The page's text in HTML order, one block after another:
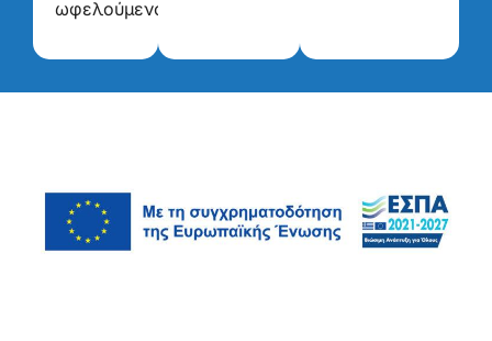
ωφελούμενους.